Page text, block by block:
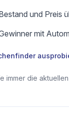
und Preis
mit
immer die